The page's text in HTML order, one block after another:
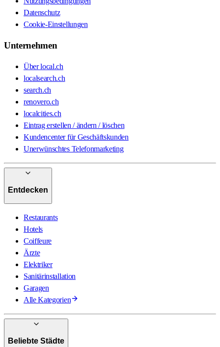
Datenschutz
Cookie-Einstellungen
Unternehmen
Über local.ch
localsearch.ch
search.ch
renovero.ch
localcities.ch
Eintrag erstellen / ändern / löschen
Kundencenter für Geschäftskunden
Unerwünschtes Telefonmarketing
Entdecken
Restaurants
Hotels
Coiffeure
Ärzte
Elektriker
Sanitärinstallation
Garagen
Alle Kategorien
Beliebte Städte